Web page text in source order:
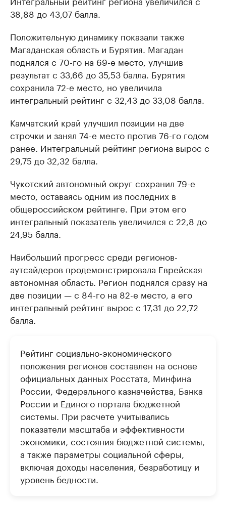
38,88 до 43,07 балла.
Положительную динамику показали также
Магаданская область и Бурятия. Магадан
поднялся с 70-го на 69-е место, улучшив
результат с 33,66 до 35,53 балла. Бурятия
сохранила 72-е место, но увеличила
интегральный рейтинг с 32,43 до 33,08 балла.
Камчатский край улучшил позиции на две
строчки и занял 74-е место против 76-го годом
ранее. Интегральный рейтинг региона вырос с
29,75 до 32,32 балла.
Чукотский автономный округ сохранил 79-е
место, оставаясь одним из последних в
общероссийском рейтинге. При этом его
интегральный показатель увеличился с 22,8 до
24,95 балла.
Наибольший прогресс среди регионов-
аутсайдеров продемонстрировала Еврейская
автономная область. Регион поднялся сразу на
две позиции — с 84-го на 82-е место, а его
интегральный рейтинг вырос с 17,31 до 22,72
балла.
Рейтинг социально-экономического
положения регионов составлен на основе
официальных данных Росстата, Минфина
России, Федерального казначейства, Банка
России и Единого портала бюджетной
системы. При расчете учитывались
показатели масштаба и эффективности
экономики, состояния бюджетной системы,
а также параметры социальной сферы,
включая доходы населения, безработицу и
уровень бедности.